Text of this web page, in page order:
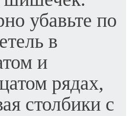
убавьте по
в
и
рядах,
столбики с